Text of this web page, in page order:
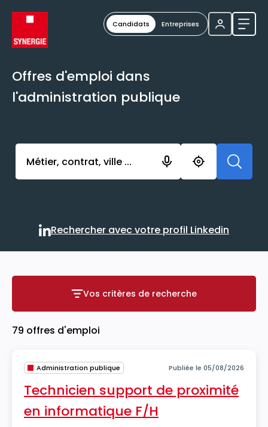
Candidats Entreprises
Offres d'emploi dans
l'administration publique
Activer l’élément pour lancer l’enregistrement.
Rechercher avec votre
Rechercher avec votre profil Linkedin
Vos critères de recherche
Vos critères de recherche
79 offres d'emploi
Administration publique Publiée le 05/08/2026
Technicien support de proximité
en informatique F/H